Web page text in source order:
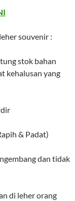
souvenir :
stok bahan
kehalusan yang
& Padat)
dan tidak
di leher orang